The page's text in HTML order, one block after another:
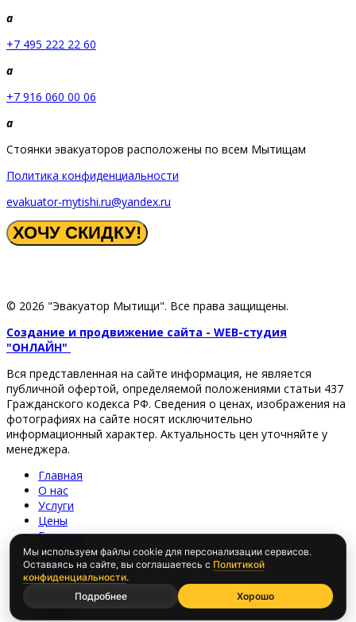
a
+7 495 222 22 60
a
+7 916 060 00 06
a
Стоянки эвакуаторов расположены по всем Мытищам
Политика конфиденциальности
evakuator-mytishi.ru@yandex.ru
© 2026 "Эвакуатор Мытищи". Все права защищены.
Создание и продвижение сайта - WEB-студия
"ОНЛАЙН"
Вся представленная на сайте информация, не является
публичной офертой, определяемой положениями статьи 437
Гражданского кодекса РФ. Сведения о ценах, изображения на
фотографиях на сайте носят исключительно
информационный характер. Актуальность цен уточняйте у
менеджера.
Главная
О нас
Услуги
Цены
Галерея
Новости
Отзывы
Контакты
Видео
Мы используем файлы cookie для персонализации сервисов.
Оставаясь на сайте, вы соглашаетесь с Политикой
конфиденциальности.
Подробнее
Хорошо